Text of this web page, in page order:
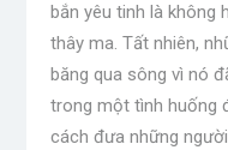
bắn yêu tinh là không
thây ma. Tất nhiên,
băng qua sông vì nó
trong một tình huống
cách đưa những